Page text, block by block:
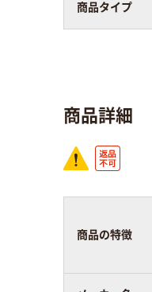
商品タイプ
商品詳細
商品の特徴